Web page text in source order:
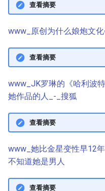
查看摘要
www_原创为什么娘炮文
查看摘要
www_JK罗琳的《哈利波
她作品的人_-_搜狐
查看摘要
www_她比金星变性早12
不知道她是男人
查看摘要